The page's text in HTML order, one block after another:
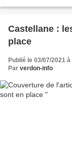
Castellane : les surveillants de baignade sont en
place
Publié le 03/07/2021 à
Par verdon-info